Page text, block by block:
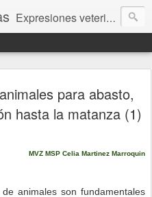
Expresiones veterinarias es una publicación en linea de la biblioteca de la Facultad de Veterinaria y Zootecnia de la UNAM
para abasto,
hasta la matanza (1)
MVZ MSP Celia Martinez Marroquin
animales son fundamentales